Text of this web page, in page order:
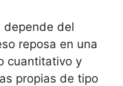
depende del
reposa en una
cuantitativo y
propias de tipo